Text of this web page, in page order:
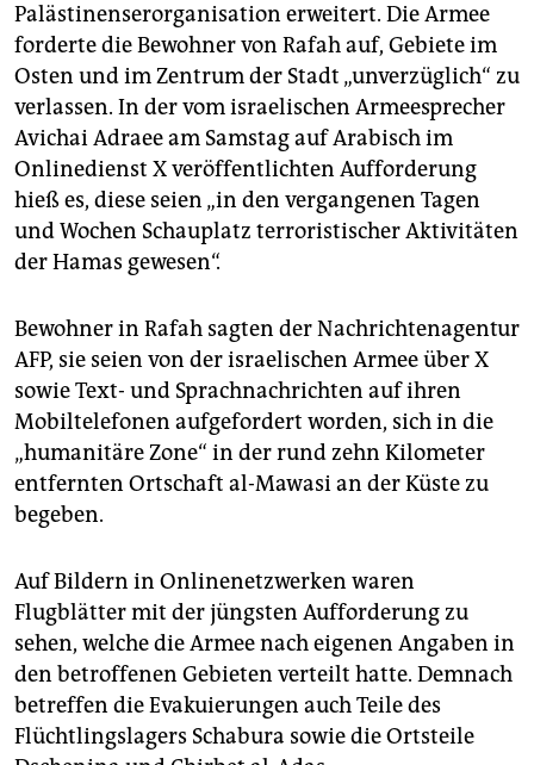
Palästinenserorganisation erweitert. Die Armee
forderte die Bewohner von Rafah auf, Gebiete im
Osten und im Zentrum der Stadt „unverzüglich“ zu
verlassen. In der vom israelischen Armeesprecher
Avichai Adraee am Samstag auf Arabisch im
Onlinedienst X veröffentlichten Aufforderung
hieß es, diese seien „in den vergangenen Tagen
und Wochen Schauplatz terroristischer Aktivitäten
der Hamas gewesen“.
Bewohner in Rafah sagten der Nachrichtenagentur
AFP, sie seien von der israelischen Armee über X
sowie Text- und Sprachnachrichten auf ihren
Mobiltelefonen aufgefordert worden, sich in die
„humanitäre Zone“ in der rund zehn Kilometer
entfernten Ortschaft al-Mawasi an der Küste zu
begeben.
Auf Bildern in Onlinenetzwerken waren
Flugblätter mit der jüngsten Aufforderung zu
sehen, welche die Armee nach eigenen Angaben in
den betroffenen Gebieten verteilt hatte. Demnach
betreffen die Evakuierungen auch Teile des
Flüchtlingslagers Schabura sowie die Ortsteile